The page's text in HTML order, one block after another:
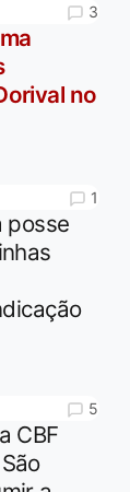
3
no
1
posse
5
CBF